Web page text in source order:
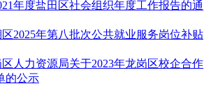
年度盐田区社会组织年度工作报告的通
2025年第八批次公共就业服务岗位补贴
人力资源局关于2023年龙岗区校企合作
的公示